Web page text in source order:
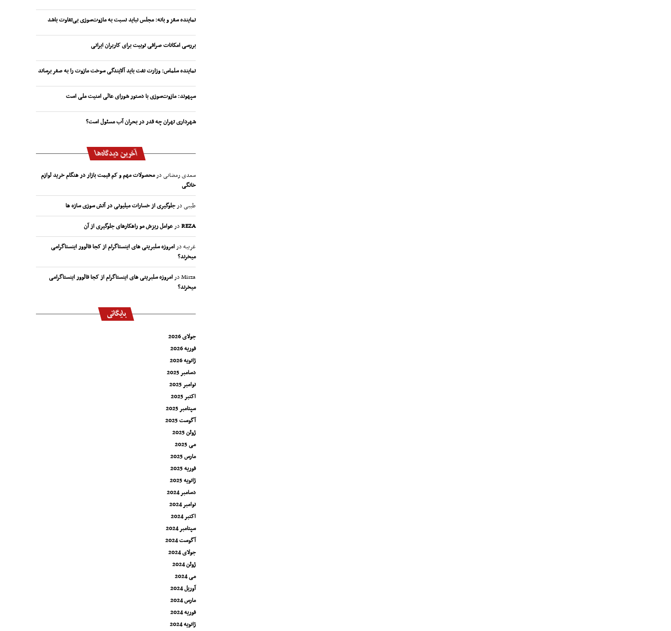
نماینده سقز و بانه: مجلس نباید نسبت به مازوت‌سوزی بی‌تفاوت باشد
بررسی امکانات صرافی توبیت برای کاربران ایرانی
نماینده سلماس: وزارت نفت باید آلایندگی سوخت مازوت را به صفر برساند
سپهوند:‌ مازوت‌سوزی با دستور شورای عالی امنیت ملی است
شهرداری تهران چه قدر در بحران آب مسئول است؟
آخرین دیدگاه‌ها
سعدی رمضانیدرمحصولات مهم و کم قیمت بازار در هنگام خرید لوازم
خانگی
طیبیدرجلوگیری از خسارات میلیونی در آتش سوزی سازه ها
REZAدرعوامل ریزش مو راهکارهای جلوگیری از آن
غریبهدرامروزه سلبریتی های اینستاگرام از کجا فالوور اینستاگرامی
میخرند؟
Mirzaدرامروزه سلبریتی های اینستاگرام از کجا فالوور اینستاگرامی
میخرند؟
بایگانی
جولای 2026
فوریه 2026
ژانویه 2026
دسامبر 2025
نوامبر 2025
اکتبر 2025
سپتامبر 2025
آگوست 2025
ژوئن 2025
می 2025
مارس 2025
فوریه 2025
ژانویه 2025
دسامبر 2024
نوامبر 2024
اکتبر 2024
سپتامبر 2024
آگوست 2024
جولای 2024
ژوئن 2024
می 2024
آوریل 2024
مارس 2024
فوریه 2024
ژانویه 2024